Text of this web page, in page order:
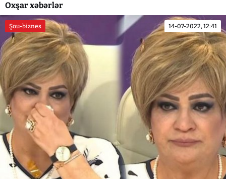
Oxşar xəbərlər
Şou-biznes 14-07-2022, 12:41